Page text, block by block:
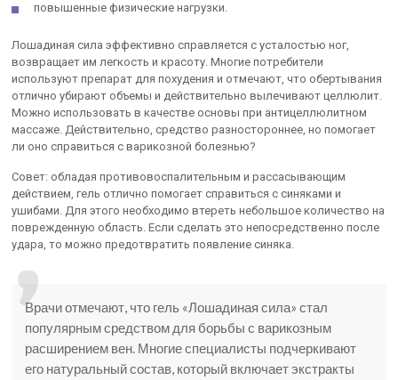
повышенные физические нагрузки.
Лошадиная сила эффективно справляется с усталостью ног,
возвращает им легкость и красоту. Многие потребители
используют препарат для похудения и отмечают, что обертывания
отлично убирают объемы и действительно вылечивают целлюлит.
Можно использовать в качестве основы при антицеллюлитном
массаже. Действительно, средство разностороннее, но помогает
ли оно справиться с варикозной болезнью?
Совет: обладая противовоспалительным и рассасывающим
действием, гель отлично помогает справиться с синяками и
ушибами. Для этого необходимо втереть небольшое количество на
поврежденную область. Если сделать это непосредственно после
удара, то можно предотвратить появление синяка.
Врачи отмечают, что гель «Лошадиная сила» стал
популярным средством для борьбы с варикозным
расширением вен. Многие специалисты подчеркивают
его натуральный состав, который включает экстракты